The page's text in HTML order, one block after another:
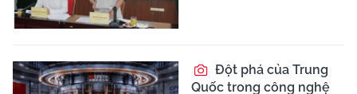
Đột phá của Trung
Quốc trong công nghệ